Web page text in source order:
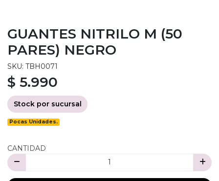
GUANTES NITRILO M (50
PARES) NEGRO
SKU: TBH0071
$ 5.990
Stock por sucursal
Pocas Unidades.
CANTIDAD